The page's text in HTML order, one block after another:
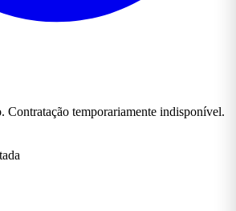
Contratação temporariamente indisponível.